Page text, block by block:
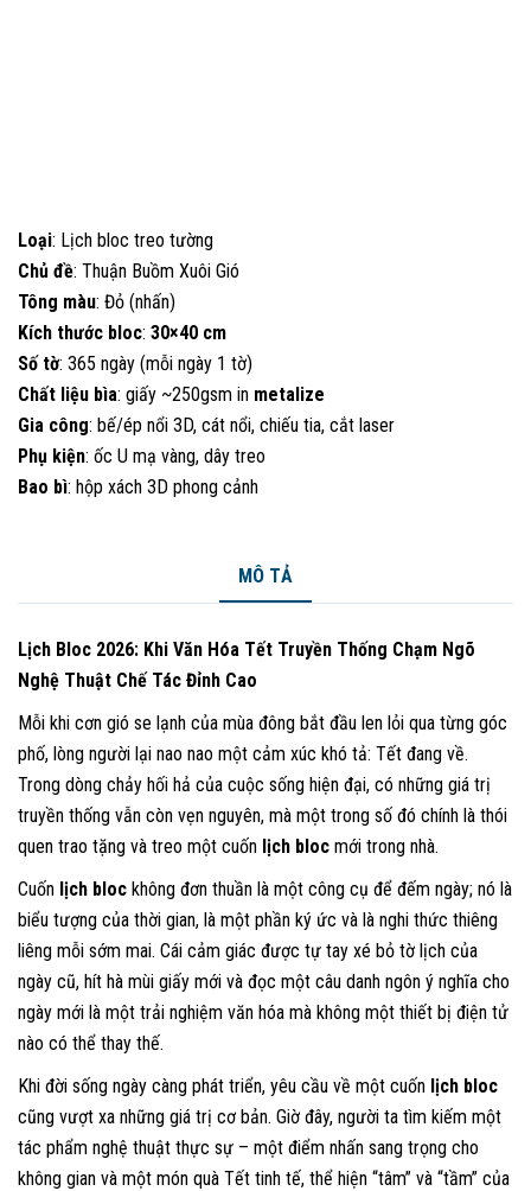
Loại: Lịch bloc treo tường
Chủ đề: Thuận Buồm Xuôi Gió
Tông màu: Đỏ (nhấn)
Kích thước bloc: 30×40 cm
Số tờ: 365 ngày (mỗi ngày 1 tờ)
Chất liệu bìa: giấy ~250gsm in metalize
Gia công: bế/ép nổi 3D, cát nổi, chiếu tia, cắt laser
Phụ kiện: ốc U mạ vàng, dây treo
Bao bì: hộp xách 3D phong cảnh
MÔ TẢ
Lịch Bloc 2026: Khi Văn Hóa Tết Truyền Thống Chạm Ngõ
Nghệ Thuật Chế Tác Đỉnh Cao
Mỗi khi cơn gió se lạnh của mùa đông bắt đầu len lỏi qua từng góc
phố, lòng người lại nao nao một cảm xúc khó tả: Tết đang về.
Trong dòng chảy hối hả của cuộc sống hiện đại, có những giá trị
truyền thống vẫn còn vẹn nguyên, mà một trong số đó chính là thói
quen trao tặng và treo một cuốn lịch bloc mới trong nhà.
Cuốn lịch bloc không đơn thuần là một công cụ để đếm ngày; nó là
biểu tượng của thời gian, là một phần ký ức và là nghi thức thiêng
liêng mỗi sớm mai. Cái cảm giác được tự tay xé bỏ tờ lịch của
ngày cũ, hít hà mùi giấy mới và đọc một câu danh ngôn ý nghĩa cho
ngày mới là một trải nghiệm văn hóa mà không một thiết bị điện tử
nào có thể thay thế.
Khi đời sống ngày càng phát triển, yêu cầu về một cuốn lịch bloc
cũng vượt xa những giá trị cơ bản. Giờ đây, người ta tìm kiếm một
tác phẩm nghệ thuật thực sự – một điểm nhấn sang trọng cho
không gian và một món quà Tết tinh tế, thể hiện “tâm” và “tầm” của